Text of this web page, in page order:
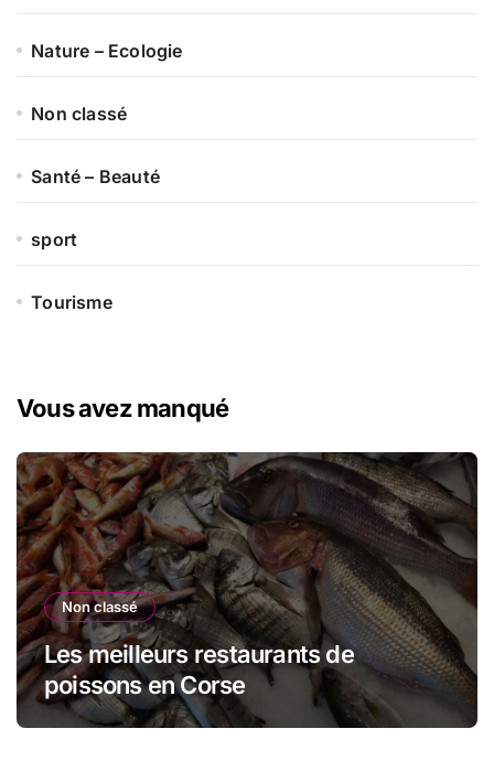
Nature – Ecologie
Non classé
Santé – Beauté
sport
Tourisme
Vous avez manqué
Non classé
Les meilleurs restaurants de
poissons en Corse